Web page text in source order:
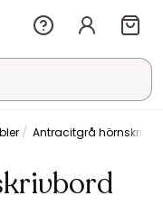
Antracitgrå